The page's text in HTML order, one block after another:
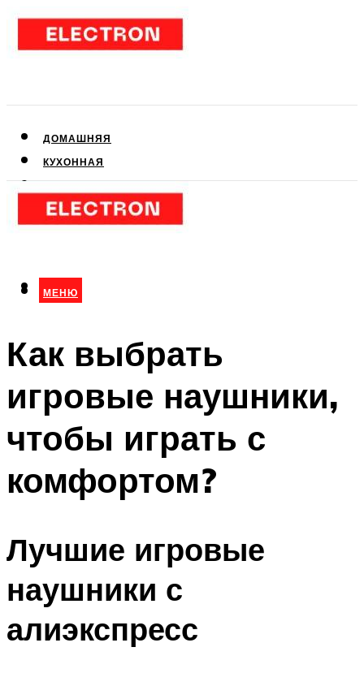
ДОМАШНЯЯ
КУХОННАЯ
КЛИМАТИЧЕСКАЯ
МЕНЮ
МЕНЮ
Как выбрать
игровые наушники,
чтобы играть с
комфортом?
Лучшие игровые
наушники с
алиэкспресс